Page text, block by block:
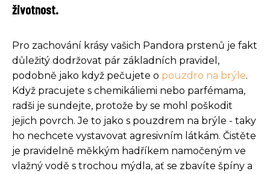
životnost.
Pro zachování krásy vašich Pandora prstenů je fakt
důležitý dodržovat pár základních pravidel,
podobně jako když pečujete o pouzdro na brýle.
Když pracujete s chemikáliemi nebo parfémama,
radši je sundejte, protože by se mohl poškodit
jejich povrch. Je to jako s pouzdrem na brýle - taky
ho nechcete vystavovat agresivním látkám. Čistěte
je pravidelně měkkým hadříkem namočeným ve
vlažný vodě s trochou mýdla, ať se zbavíte špíny a